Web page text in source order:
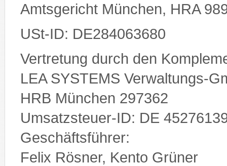
Amtsgericht München, HRA
USt-ID: DE284063680
Vertretung durch den
LEA SYSTEMS Verwaltungs-
HRB München 297362
Umsatzsteuer-ID: DE
Geschäftsführer:
Felix Rösner, Kento Grüner